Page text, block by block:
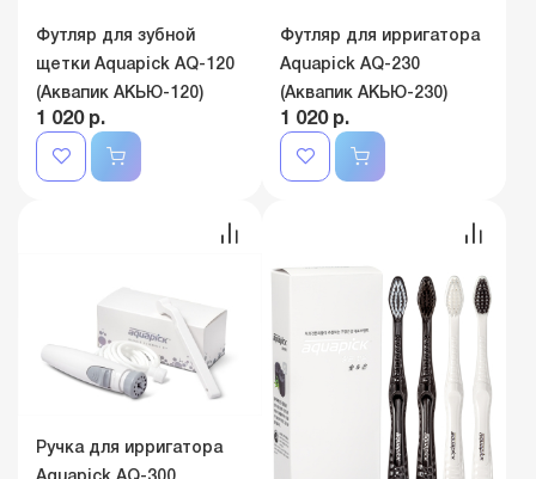
Футляр для зубной
щетки Aquapick AQ-120
(Аквапик АКЬЮ-120)
1 020 р.
Футляр для ирригатора
Aquapick AQ-230
(Аквапик АКЬЮ-230)
1 020 р.
Ручка для ирригатора